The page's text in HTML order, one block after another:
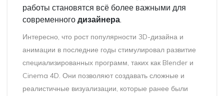
работы становятся всё более важными для
современного дизайнера
Интересно, что рост популярности 3D-дизайна и
анимации в последние годы стимулировал развитие
специализированных программ, таких как Blender и
Cinema 4D. Они позволяют создавать сложные и
реалистичные визуализации, которые ранее были